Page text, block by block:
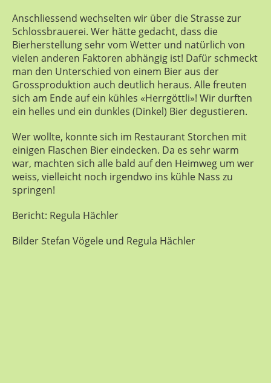
Anschliessend wechselten wir über die Strasse zur
Schlossbrauerei. Wer hätte gedacht, dass die
Bierherstellung sehr vom Wetter und natürlich von
vielen anderen Faktoren abhängig ist! Dafür schmeckt
man den Unterschied von einem Bier aus der
Grossproduktion auch deutlich heraus. Alle freuten
sich am Ende auf ein kühles «Herrgöttli»! Wir durften
ein helles und ein dunkles (Dinkel) Bier degustieren.
Wer wollte, konnte sich im Restaurant Storchen mit
einigen Flaschen Bier eindecken. Da es sehr warm
war, machten sich alle bald auf den Heimweg um wer
weiss, vielleicht noch irgendwo ins kühle Nass zu
springen!
Bericht: Regula Hächler
Bilder Stefan Vögele und Regula Hächler